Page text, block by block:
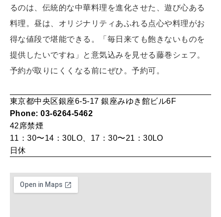
MAMA
ママもいろいろ
SUSTAINABLE
わたしができること
CULTURE
るのは、伝統的な中華料理を進化させた、遊び心ある
料理。昼は、オリジナリティあふれる点心や料理がお
得な値段で堪能できる。「毎日来ても飽きないものを
提供したいですね」と意気込みを見せる藤巻シェフ。
予約が取りにくくなる前にぜひ。予約可。
東京都中央区銀座6-5-17 銀座みゆき館ビル6F
Phone: 03-6264-5462
42席禁煙
11：30〜14：30LO、17：30〜21：30LO
日休